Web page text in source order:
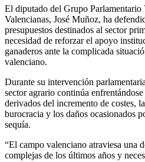
El diputado del Grupo
Valencianas, José Muñoz, ha
presupuestos destinados al sector
necesidad de reforzar el apoyo
ganaderos ante la complicada
valenciano.
Durante su intervención
sector agrario continúa
derivados del incremento de costes,
burocracia y los daños ocasionados
sequía.
“El campo valenciano atraviesa una
complejas de los últimos años y